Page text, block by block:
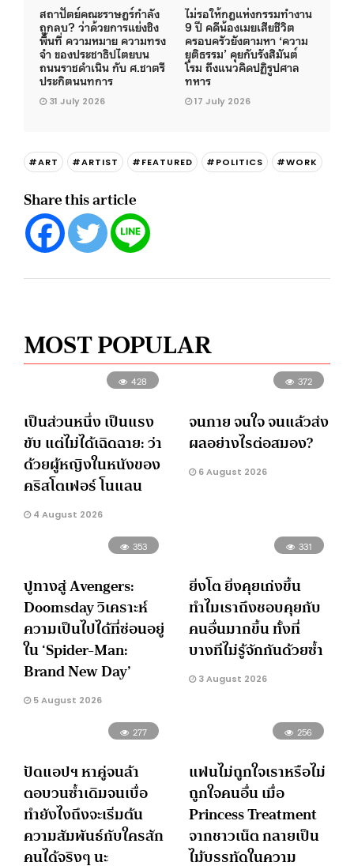
สถาปัตย์คณะราษฎร์กำลัง
ถูกลบ? ว่าด้วยการแย่งชิง
พื้นที่ ความหมาย ความทรง
จำ ของประชาธิปไตยบน
ถนนราชดำเนิน กับ ศ.ชาตรี
ประกิตนนทการ
31 July 2026
ไม่รอให้กฎแห่งกรรมทำงาน
9 ปี คดีน้องเมยเสียชีวิต
ครอบครัวยังตามหา ‘ความ
ยุติธรรม’ คุยกับรังสิมันต์
โรม ถึงแนวคิดปฏิรูปศาล
ทหาร
17 July 2026
#ART #ARTIST #FEATURED #POLITICS #WORK
Share this article
MOST POPULAR
428
เป็นส่วนหนึ่ง เป็นแรง
ขับ แต่ไม่ได้เฉิดฉาย: ว่า
ด้วยผู้หญิงในหนังของ
คริสโตเฟอร์ โนแลน
4 August 2026
372
จนกาย จนใจ จนแล้วส่ง
ผลอย่างไรต่อสมอง?
6 August 2026
353
ปูทางสู่ Avengers:
Doomsday วิเคราะห์
ความเป็นไปได้ที่ซ่อนอยู่
ใน ‘Spider-Man:
Brand New Day’
5 August 2026
331
ยิ่งโต ยิ่งคุยเก่งขึ้น
ทำไมเราถึงชอบคุยกับ
คนอื่นมากขึ้น ทั้งที่
บางทีไม่รู้จักกันด้วยซ้ำ
3 August 2026
277
ปัดแอปฯ หาคู่จนล้า
ตอบวนซ้ำเดิมจนเบื่อ
ทำยังไงถึงจะเริ่มต้น
ความสัมพันธ์กับใครสัก
คนได้จริงๆ นะ
256
แฟนไม่ถูกใจเราหรือไม่
ถูกใจคนอื่น เมื่อ
Princess Treatment
จากชาวเน็ต กลายเป็น
ไม้บรรทัดในความ